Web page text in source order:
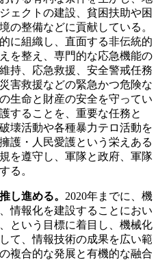
ェクトの建設、貧困扶助や困
の整備などに貢献している。
に組織し、直面する非伝統的
を整え、専門的な応急機能の
持、応急救援、安全警戒任務
害救援などの緊急かつ危険な
生命と財産の安全を守ってい
することを、重要な任務と
壊活動や各種暴力テロ活動を
護・人民愛護という栄えある
を遵守し、軍隊と政府、軍隊
る。
し進める。 2020年までに、機
情報化を建設することにおい
という目標に着目し、機械化
て、情報技術の成果を広い範
複合的な発展と有機的な融合